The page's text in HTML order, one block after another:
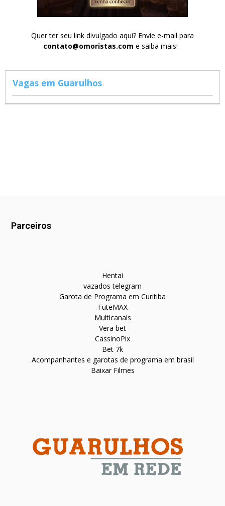
Quer ter seu link divulgado aqui? Envie e-mail para
contato@omoristas.com e saiba mais!
Vagas em Guarulhos
Parceiros
Hentai
vazados telegram
Garota de Programa em Curitiba
FuteMAX
Multicanais
Vera bet
CassinoPix
Bet 7k
Acompanhantes e garotas de programa em brasil
Baixar Filmes